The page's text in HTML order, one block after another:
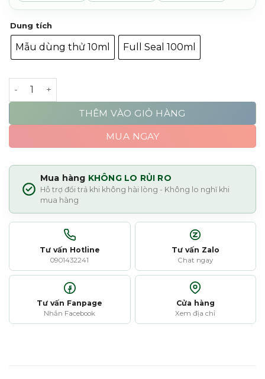
Dung tích
Mẫu dùng thử 10ml Full Seal 100ml
Byredo Accord Oud EDP | 10ml - 100ml số lượng
THÊM VÀO GIỎ HÀNG
MUA NGAY
Mua hàng KHÔNG LO RỦI RO
Hỗ trợ đổi trả khi không hài lòng - Không lo nghĩ khi
mua hàng
Tư vấn Hotline
0901432241
Tư vấn Zalo
Chat ngay
Tư vấn Fanpage
Nhắn Facebook
Cửa hàng
Xem địa chỉ